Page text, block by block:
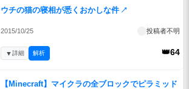
ウチの猫の寝相が悉くおかしな件 ↗
2015/10/25 投稿者不明
👑64
▼詳細 解析
【Minecraft】マイクラの全ブロックでピラミッド